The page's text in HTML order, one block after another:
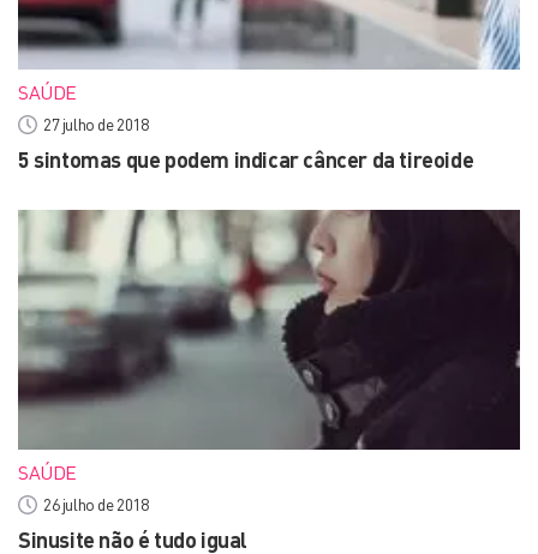
SAÚDE
27 julho de 2018
5 sintomas que podem indicar câncer da tireoide
SAÚDE
26 julho de 2018
Sinusite não é tudo igual